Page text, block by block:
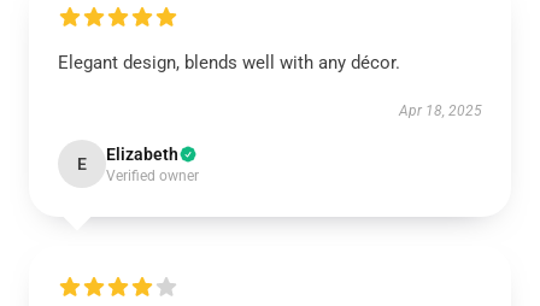
Elegant design, blends well with any décor.
Apr 18, 2025
E Elizabeth
Verified owner